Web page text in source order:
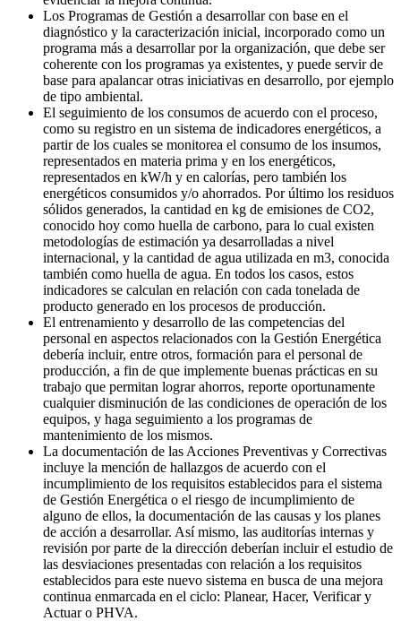
Los Programas de Gestión a desarrollar con base en el
diagnóstico y la caracterización inicial, incorporado como un
programa más a desarrollar por la organización, que debe ser
coherente con los programas ya existentes, y puede servir de
base para apalancar otras iniciativas en desarrollo, por ejemplo
de tipo ambiental.
El seguimiento de los consumos de acuerdo con el proceso,
como su registro en un sistema de indicadores energéticos, a
partir de los cuales se monitorea el consumo de los insumos,
representados en materia prima y en los energéticos,
representados en kW/h y en calorías, pero también los
energéticos consumidos y/o ahorrados. Por último los residuos
sólidos generados, la cantidad en kg de emisiones de CO2,
conocido hoy como huella de carbono, para lo cual existen
metodologías de estimación ya desarrolladas a nivel
internacional, y la cantidad de agua utilizada en m3, conocida
también como huella de agua. En todos los casos, estos
indicadores se calculan en relación con cada tonelada de
producto generado en los procesos de producción.
El entrenamiento y desarrollo de las competencias del
personal en aspectos relacionados con la Gestión Energética
debería incluir, entre otros, formación para el personal de
producción, a fin de que implemente buenas prácticas en su
trabajo que permitan lograr ahorros, reporte oportunamente
cualquier disminución de las condiciones de operación de los
equipos, y haga seguimiento a los programas de
mantenimiento de los mismos.
La documentación de las Acciones Preventivas y Correctivas
incluye la mención de hallazgos de acuerdo con el
incumplimiento de los requisitos establecidos para el sistema
de Gestión Energética o el riesgo de incumplimiento de
alguno de ellos, la documentación de las causas y los planes
de acción a desarrollar. Así mismo, las auditorías internas y
revisión por parte de la dirección deberían incluir el estudio de
las desviaciones presentadas con relación a los requisitos
establecidos para este nuevo sistema en busca de una mejora
continua enmarcada en el ciclo: Planear, Hacer, Verificar y
Actuar o PHVA.